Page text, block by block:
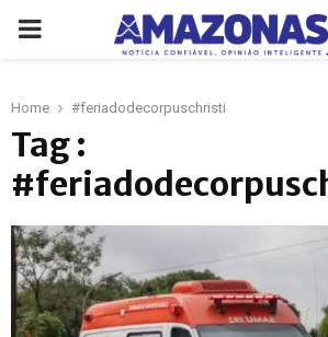
PRIMARY
Home #feriadodecorpuschristi
Tag :